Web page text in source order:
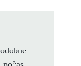
počas